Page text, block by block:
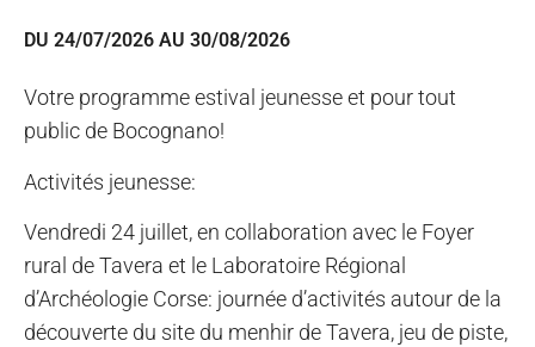
DU 24/07/2026 AU 30/08/2026
Votre programme estival jeunesse et pour tout
public de Bocognano!
Activités jeunesse:
Vendredi 24 juillet, en collaboration avec le Foyer
rural de Tavera et le Laboratoire Régional
d’Archéologie Corse: journée d’activités autour de la
découverte du site du menhir de Tavera, jeu de piste,